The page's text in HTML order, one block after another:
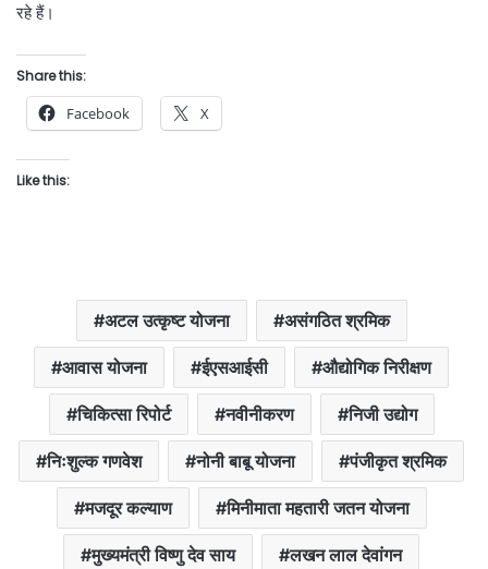
रहे हैं।
Share this:
Facebook X
Like this:
अटल उत्कृष्ट योजना असंगठित श्रमिक
आवास योजना ईएसआईसी औद्योगिक निरीक्षण
चिकित्सा रिपोर्ट नवीनीकरण निजी उद्योग
निःशुल्क गणवेश नोनी बाबू योजना पंजीकृत श्रमिक
मजदूर कल्याण मिनीमाता महतारी जतन योजना
मुख्यमंत्री विष्णु देव साय लखन लाल देवांगन